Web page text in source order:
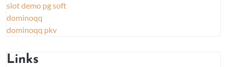
slot demo pg soft
dominoqq
dominoqq pkv
Links